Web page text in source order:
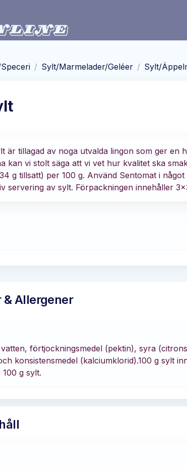
/ Sylt/Marmelader/Geléer / Sylt/
är tillagad av noga utvalda lingon som ger en
kan vi stolt säga att vi vet hur kvalitet ska
g tillsatt) per 100 g. Använd Sentomat i
servering av sylt. Förpackningen innehåller
& Allergener
förtjockningsmedel (pektin), syra
konsistensmedel (kalciumklorid).100 g sylt
g sylt.